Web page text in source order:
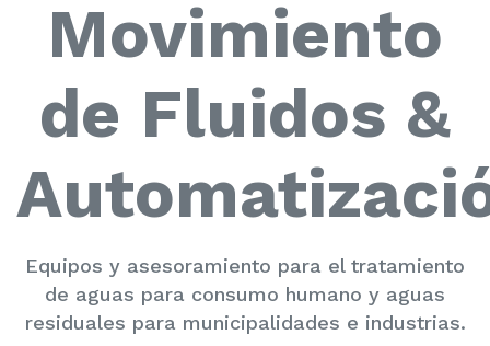
Movimiento
de Fluidos &
Equipos y asesoramiento para el tratamiento
de aguas para consumo humano y aguas
residuales para municipalidades e industrias.